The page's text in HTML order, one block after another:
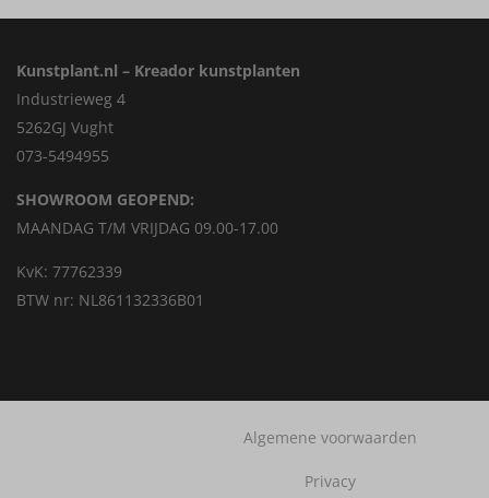
Kunstplant.nl – Kreador kunstplanten
Industrieweg 4
5262GJ Vught
073-5494955
SHOWROOM GEOPEND:
MAANDAG T/M VRIJDAG 09.00-17.00
KvK: 77762339
BTW nr: NL861132336B01
Algemene voorwaarden
Privacy